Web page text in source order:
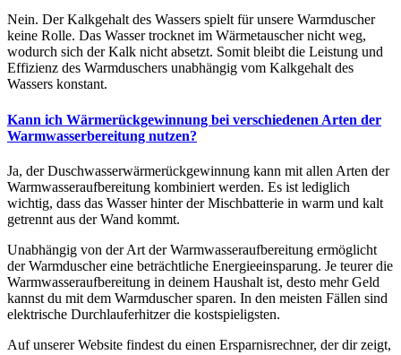
Nein. Der Kalkgehalt des Wassers spielt für unsere Warmduscher
keine Rolle. Das Wasser trocknet im Wärmetauscher nicht weg,
wodurch sich der Kalk nicht absetzt. Somit bleibt die Leistung und
Effizienz des Warmduschers unabhängig vom Kalkgehalt des
Wassers konstant.
Kann ich Wärmerückgewinnung bei verschiedenen Arten der
Warmwasserbereitung nutzen?
Ja, der Duschwasserwärmerückgewinnung kann mit allen Arten der
Warmwasseraufbereitung kombiniert werden. Es ist lediglich
wichtig, dass das Wasser hinter der Mischbatterie in warm und kalt
getrennt aus der Wand kommt.
Unabhängig von der Art der Warmwasseraufbereitung ermöglicht
der Warmduscher eine beträchtliche Energieeinsparung. Je teurer die
Warmwasseraufbereitung in deinem Haushalt ist, desto mehr Geld
kannst du mit dem Warmduscher sparen. In den meisten Fällen sind
elektrische Durchlauferhitzer die kostspieligsten.
Auf unserer Website findest du einen Ersparnisrechner, der dir zeigt,